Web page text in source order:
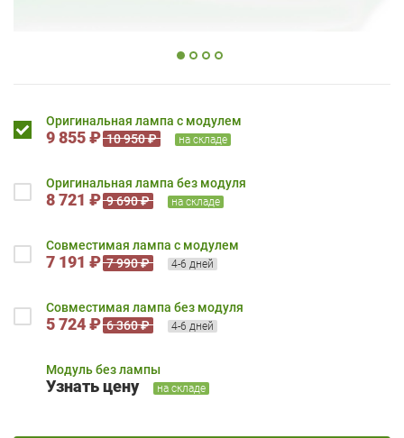
Оригинальная лампа с модулем
9 855 ₽ 10 950 ₽ на складе
Оригинальная лампа без модуля
8 721 ₽ 9 690 ₽ на складе
Совместимая лампа с модулем
7 191 ₽ 7 990 ₽ 4-6 дней
Совместимая лампа без модуля
5 724 ₽ 6 360 ₽ 4-6 дней
Модуль без лампы
Узнать цену на складе